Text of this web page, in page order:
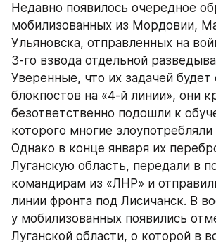
Недавно появилось очередное
мобилизованных из Мордовии,
Ульяновска, отправленных на
3-го взвода отдельной
Уверенные, что их задачей будет
блокпостов на «4-й линии», они
безответственно подошли к
которого многие
Однако в конце января их
Луганскую область, передали в
командирам из «ЛНР» и
линии фронта под Лисичанск. В
у мобилизованных появились
Луганской области, о которой в